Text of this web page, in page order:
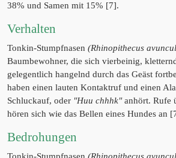
38% und Samen mit 15% [7].
Verhalten
Tonkin-Stumpfnasen (Rhinopithecus
Baumbewohner, die sich vierbeinig,
gelegentlich hangelnd durch das Geäst
haben einen lauten Kontaktruf und einen
Schluckauf, oder "Huu chhhk"anhört. Rufe
hören sich wie das Bellen eines Hundes an
Bedrohungen